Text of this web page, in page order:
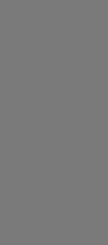
Band: